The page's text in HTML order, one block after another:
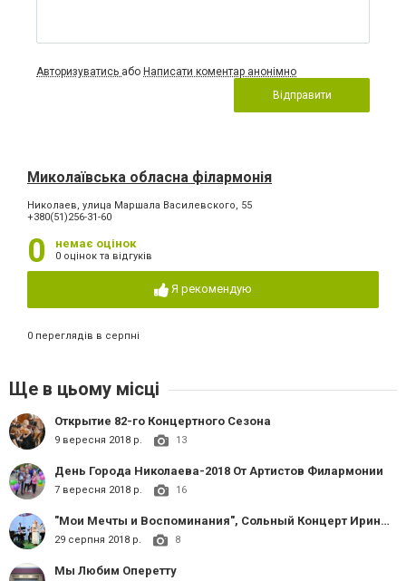
Авторизуватись або Написати коментар анонімно
Відправити
Миколаївська обласна філармонія
Николаев, улица Маршала Василевского, 55
+380(51)256-31-60
0 немає оцінок
0 оцінок та відгуків
Я рекомендую
0 переглядів в серпні
Ще в цьому місці
Открытие 82-го Концертного Сезона
9 вересня 2018 р. 13
День Города Николаева-2018 От Артистов Филармонии
7 вересня 2018 р. 16
"Мои Мечты и Воспоминания", Сольный Концерт Ирины Лозовой
29 серпня 2018 р. 8
Мы Любим Оперетту